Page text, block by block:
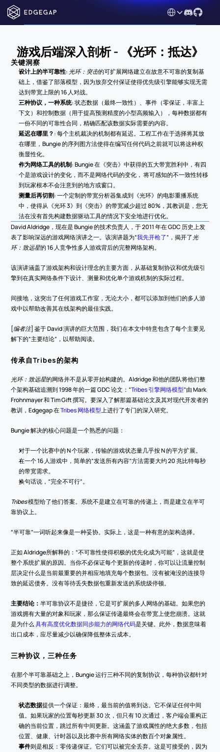
Select Language
游戏后端深入剖析 - 《光环：抵达》
关键洞察
设计上的半可靠性: 光环：突击的可扩展网络建立在故意不可靠的复制基
础上，借鉴了部落模型，因为放弃交付保证使得优先级引擎能够实现无需
达到带宽上限的 16 人对战。
三种协议，一种系统: 状态数据（最终一致性）、事件（零保证，丰富上
下文）和控制数据（用于提高预测精度的小型高频输入），每种数据都有
一份不同的可靠性合同，精确匹配该数据实际需要的内容。
延迟在哪里？: 每个主机裁决的机制都有延迟。工程工作在于选择将其放
在哪里，Bungie 的序列图方法使得在编写任何代码之前就可以将这种权
衡显性化。
作为网络工具的机制: Bungie 在《突击》中获得的五大带宽胜利中，有四
个是游戏设计的变化，而不是网络代码的变化， 将可感知的不一致性转移
到玩家根本不会注意到的地方或窗口。
测量后再切割: 一个定制的带宽分析器集成到《光环》的电影重播系统
中，使得从《光环 3》到《突击》的带宽减少超过 80%，其教训是，您无
法在没有首先构建数据驱动工具的情况下安全地进行优化。
David Aldridge，现在是 Bungie 的技术负责人，于 2011 年在 GDC 历史上发
表了影响深远的游戏网络演讲之一。该演讲题为“我先开枪了”，揭开了光
环：致远星的 16 人竞争性多人游戏背后的完整网络架构。
该演讲涵盖了游戏架构和设计理念的主要方面，从基础复制协议和优先级引
擎到在真实网络条件下设计、测量和优化单个游戏机制的实际过程。
间接地，这突出了任何游戏工作室，无论大小，都可以添加到他们的多人游
戏中以帮助改善其在线架构的最佳实践。
[编者注] 鉴于 David 演讲的巨大范围，我们在本文中特意包含了每个主要见
解下的“主要结论”，以帮助阅读。
传承自Tribes的架构
光环：致远星的网络并不是从零开始构建的。Aldridge 和他的团队将他们整
个架构基础追溯到 1998 年的一篇 GDC 论文：“Tribes 引擎网络模型”由 Mark
Frohnmayer 和 Tim Gift 撰写。要深入了解那篇基础论文及其对现代开发者的
教训，Edgegap 在 Tribes 网络模型上进行了专门的深入研究。
Bungie 解决的核心问题是一个熟悉的问题：
对于一个比赛中的 N 个玩家，传输的游戏状态量几乎按 N 的平方扩展。
在一个 16 人游戏中，简单的“发送所有内容”方法需要大约 20 兆比特每秒
的带宽需求。
换句话说，“完全不可行”。
Tribes 模型给了他们答案。系统不是建立在可靠的传递上，而是建立在半可
靠协议上。
“半可靠”一词听起来像是一种妥协。实际上，这是一种有意的架构选择。
正如 Aldridge所解释的：“不可靠性使得积极的优先化成为可能”，这就是使
整个系统扩展的原因。当你不必保证每个更新的传递时，你可以让流量控制
层决定什么是当前最重要的并相应地填充每个数据包。没有被淹没的连接导
致的延迟债务。没有等待丢失数据包重新发送的系统级停顿。
主要结论：半可靠协议不是捷径，它是可扩展的多人网络的基础。如果您的
游戏拥有大量的对象和玩家，那么保证传递最终会在带宽上使您崩溃。这就
是为什么 具有高度优化数据同步能力的网络代码是关键。此外，数据意味着
出口成本，应尽量减少以确保降低整体云成本。
三种协议，三种任务
在那个半可靠基础之上，Bungie 运行三种不同的复制协议，每种协议都针对
不同类型的数据进行调整。
状态数据提供一个保证：最终，最当前的值将到达。它不保证任何中间
值。如果玩家的位置每秒更新 30 次，但只有 10 次通过，客户端会重构正
确的当前位置，跳过所有中间更新。这涵盖了游戏属性的绝大多数，包括
位置、健康、计时器以及比赛中所有网络实体的数百个对象属性。
事件则是相反：零传递保证。它们可以被完全丢弃。这是可接受的，因为